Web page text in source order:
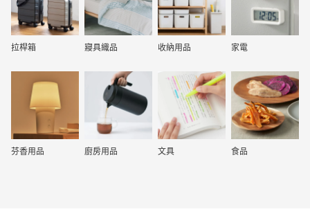
拉桿箱 寢具織品 收納用品 家電
芬香用品 廚房用品 文具 食品